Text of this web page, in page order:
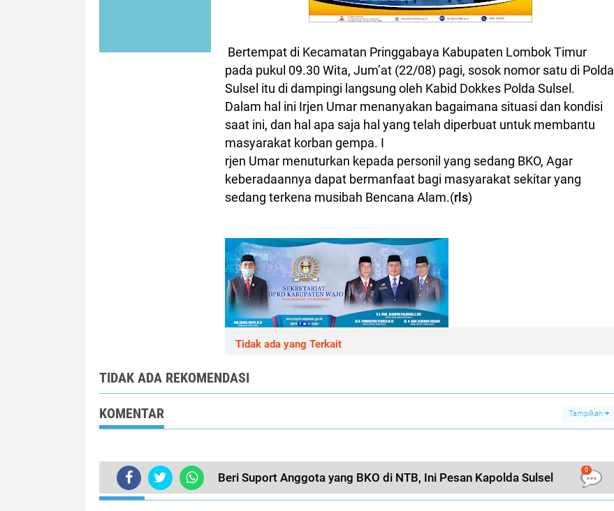
Bertempat di Kecamatan Pringgabaya Kabupaten Lombok Timur
pada pukul 09.30 Wita, Jum’at (22/08) pagi, sosok nomor satu di Polda
Sulsel itu di dampingi langsung oleh Kabid Dokkes Polda Sulsel.
Dalam hal ini Irjen Umar menanyakan bagaimana situasi dan kondisi
saat ini, dan hal apa saja hal yang telah diperbuat untuk membantu
masyarakat korban gempa. I
rjen Umar menuturkan kepada personil yang sedang BKO, Agar
keberadaannya dapat bermanfaat bagi masyarakat sekitar yang
sedang terkena musibah Bencana Alam.(rls)
Tidak ada yang Terkait
TIDAK ADA REKOMENDASI
KOMENTAR Tampilkan
Beri Suport Anggota yang BKO di NTB, Ini Pesan Kapolda Sulsel
0
TERKINI